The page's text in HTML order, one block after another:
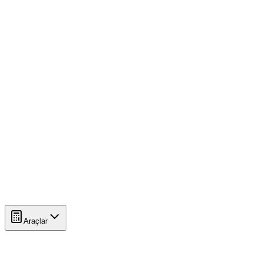
Araçlar